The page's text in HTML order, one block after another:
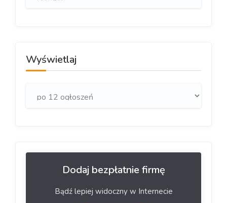
Wyświetlaj
Dodaj bezpłatnie firmę
Bądź lepiej widoczny w Internecie